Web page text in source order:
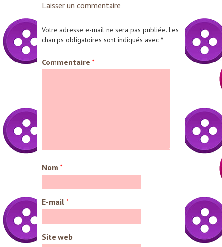
Laisser un commentaire
Votre adresse e-mail ne sera pas publiée. Les
champs obligatoires sont indiqués avec *
Commentaire *
Nom *
E-mail *
Site web